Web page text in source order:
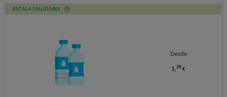
ESCALA SALUDABLE
Desde
1,28 €